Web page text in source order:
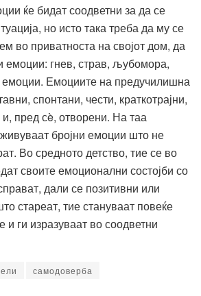
ќе бидат соодветни за да се
но исто така треба да му се
во приватноста на својот дом, да
емоции: гнев, страв, љубомора,
емоции. Емоциите на предучилишна
спонтани, чести, краткотрајни,
пред сè, отворени. На таа
бројни емоции што не
Во средното детство, тие се во
своите емоционални состојби со
дали се позитивни или
стареат, тие стануваат повеќе
и ги изразуваат во соодветни
самодоверба